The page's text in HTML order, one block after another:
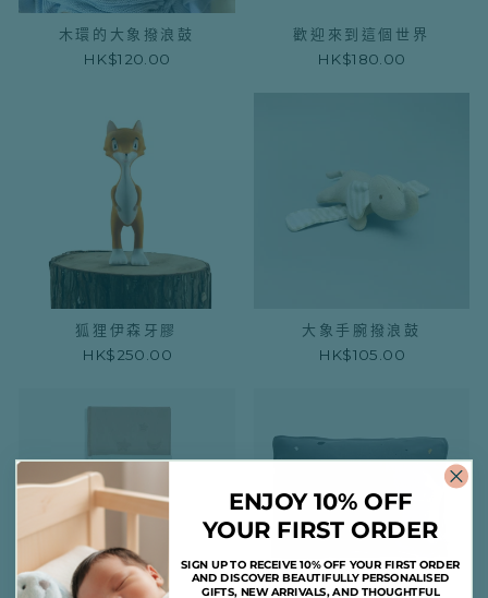
木環的大象撥浪鼓
HK$120.00
歡迎來到這個世界
HK$180.00
狐狸伊森牙膠
HK$250.00
大象手腕撥浪鼓
HK$105.00
ENJOY 10% OFF
YOUR FIRST ORDER
SIGN UP TO RECEIVE 10% OFF YOUR FIRST ORDER
AND DISCOVER BEAUTIFULLY PERSONALISED
GIFTS, NEW ARRIVALS, AND THOUGHTFUL